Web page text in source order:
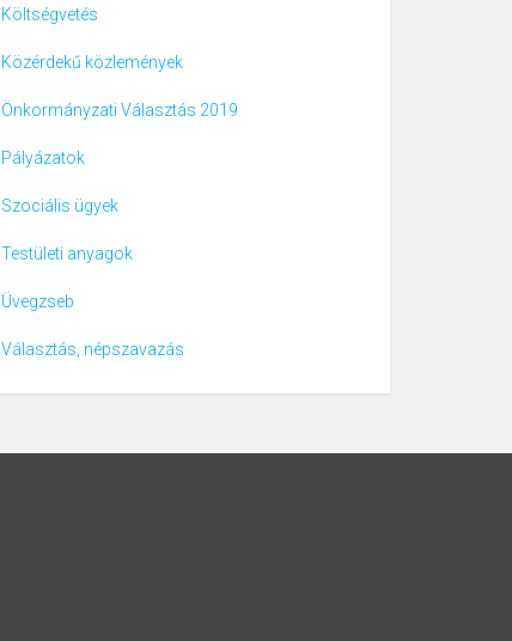
Költségvetés
Közérdekű közlemények
Önkormányzati Választás 2019
Pályázatok
Szociális ügyek
Testületi anyagok
Üvegzseb
Választás, népszavazás